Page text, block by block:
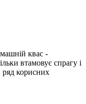
квас -
втамовує спрагу і
ряд корисних